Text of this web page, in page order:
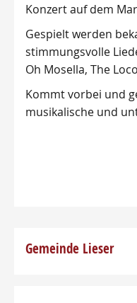
Konzert auf dem
Gespielt werden
stimmungsvolle
Oh Mosella, The
Kommt vorbei und
musikalische und
Gemeinde Lieser